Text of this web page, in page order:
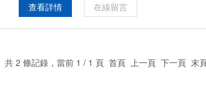
查看詳情
在線留言
共 2 條記錄，當前 1 / 1 頁 首頁 上一頁 下一頁 末